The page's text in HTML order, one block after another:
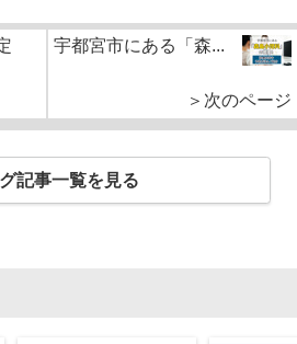
宇都宮市にある「森...
＞次のページ
記事一覧を見る